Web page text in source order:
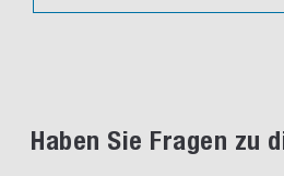
Haben Sie Fragen zu